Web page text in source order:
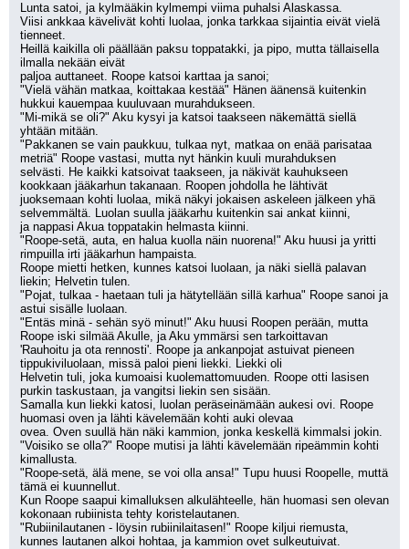
Lunta satoi, ja kylmääkin kylmempi viima puhalsi Alaskassa.
Viisi ankkaa kävelivät kohti luolaa, jonka tarkkaa sijaintia eivät vielä
tienneet.
Heillä kaikilla oli päällään paksu toppatakki, ja pipo, mutta tällaisella
ilmalla nekään eivät
paljoa auttaneet. Roope katsoi karttaa ja sanoi;
"Vielä vähän matkaa, koittakaa kestää" Hänen äänensä kuitenkin
hukkui kauempaa kuuluvaan murahdukseen.
"Mi-mikä se oli?" Aku kysyi ja katsoi taakseen näkemättä siellä
yhtään mitään.
"Pakkanen se vain paukkuu, tulkaa nyt, matkaa on enää parisataa
metriä" Roope vastasi, mutta nyt hänkin kuuli murahduksen
selvästi. He kaikki katsoivat taakseen, ja näkivät kauhukseen
kookkaan jääkarhun takanaan. Roopen johdolla he lähtivät
juoksemaan kohti luolaa, mikä näkyi jokaisen askeleen jälkeen yhä
selvemmältä. Luolan suulla jääkarhu kuitenkin sai ankat kiinni,
ja nappasi Akua toppatakin helmasta kiinni.
"Roope-setä, auta, en halua kuolla näin nuorena!" Aku huusi ja yritti
rimpuilla irti jääkarhun hampaista.
Roope mietti hetken, kunnes katsoi luolaan, ja näki siellä palavan
liekin; Helvetin tulen.
"Pojat, tulkaa - haetaan tuli ja hätytellään sillä karhua" Roope sanoi ja
astui sisälle luolaan.
"Entäs minä - sehän syö minut!" Aku huusi Roopen perään, mutta
Roope iski silmää Akulle, ja Aku ymmärsi sen tarkoittavan
'Rauhoitu ja ota rennosti'. Roope ja ankanpojat astuivat pieneen
tippukiviluolaan, missä paloi pieni liekki. Liekki oli
Helvetin tuli, joka kumoaisi kuolemattomuuden. Roope otti lasisen
purkin taskustaan, ja vangitsi liekin sen sisään.
Samalla kun liekki katosi, luolan peräseinämään aukesi ovi. Roope
huomasi oven ja lähti kävelemään kohti auki olevaa
ovea. Oven suullä hän näki kammion, jonka keskellä kimmalsi jokin.
"Voisiko se olla?" Roope mutisi ja lähti kävelemään ripeämmin kohti
kimallusta.
"Roope-setä, älä mene, se voi olla ansa!" Tupu huusi Roopelle, muttä
tämä ei kuunnellut.
Kun Roope saapui kimalluksen alkulähteelle, hän huomasi sen olevan
kokonaan rubiinista tehty koristelautanen.
"Rubiinilautanen - löysin rubiinilaitasen!" Roope kiljui riemusta,
kunnes lautanen alkoi hohtaa, ja kammion ovet sulkeutuivat.